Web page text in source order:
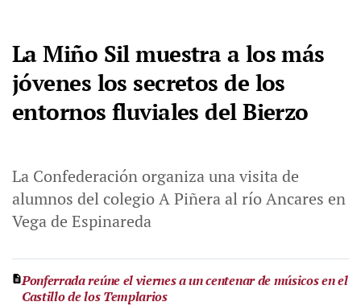
La Miño Sil muestra a los más
jóvenes los secretos de los
entornos fluviales del Bierzo
La Confederación organiza una visita de
alumnos del colegio A Piñera al río Ancares en
Vega de Espinareda
Ponferrada reúne el viernes a un centenar de músicos en el
Castillo de los Templarios